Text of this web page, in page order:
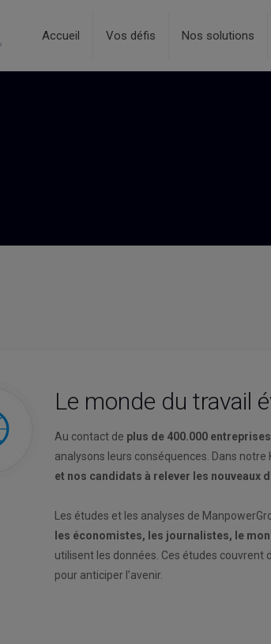
Accueil Vos défis Nos solutions
Le monde du travail
Au contact de plus de 400.000 entreprises
analysons leurs conséquences. Dans
et nos candidats à relever les nouveaux
Les études et les analyses de
les économistes, les journalistes, le
utilisent les données. Ces études
pour anticiper l’avenir.